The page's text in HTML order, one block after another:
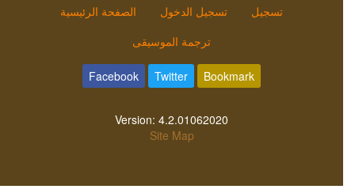
الصفحة الرئيسية تسجيل الدخول
تسجيل
ترجمة الموسيقى
Facebook Twitter Bookmark
Version: 4.2.01062020
Site Map